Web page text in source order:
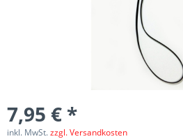
7,95 € *
inkl. MwSt.zzgl. Versandkosten